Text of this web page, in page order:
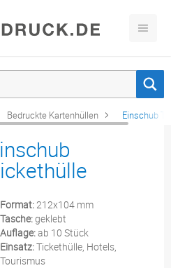
Bedruckte Kartenhüllen Einschub
Format:212x104 mm
Tasche:geklebt
Auflage:ab 10 Stück
Einsatz:Tickethülle, Hotels,
Tourismus